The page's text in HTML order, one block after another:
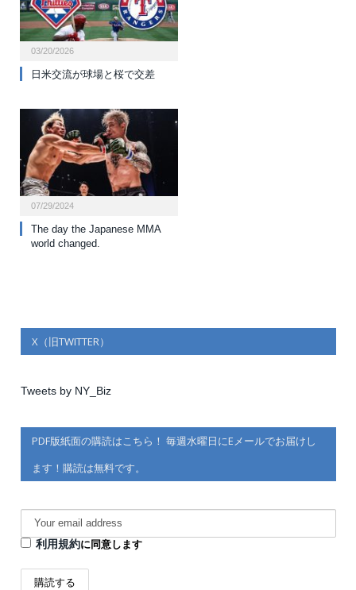
03/20/2026
日米交流が球場と桜で交差
07/29/2024
The day the Japanese MMA
world changed.
X（旧TWITTER）
Tweets by NY_Biz
PDF版紙面の購読はこちら！ 毎週水曜日にEメールでお届けし
ます！購読は無料です。
利用規約に同意します